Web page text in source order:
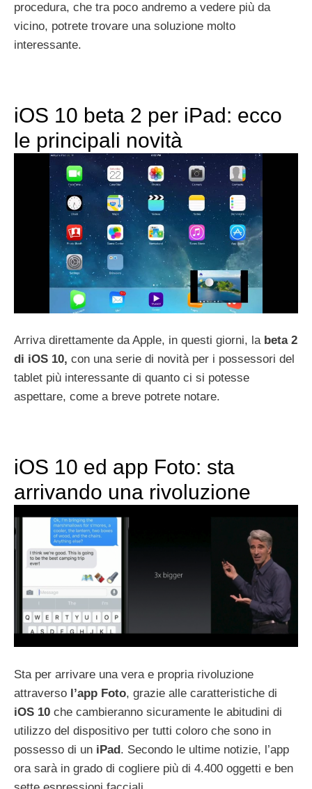
procedura, che tra poco andremo a vedere più da
vicino, potrete trovare una soluzione molto
interessante.
iOS 10 beta 2 per iPad: ecco
le principali novità
Arriva direttamente da Apple, in questi giorni, labeta 2
di iOS 10, con una serie di novità per i possessori del
tablet più interessante di quanto ci si potesse
aspettare, come a breve potrete notare.
iOS 10 ed app Foto: sta
arrivando una rivoluzione
Sta per arrivare una vera e propria rivoluzione
attraverso l’app Foto, grazie alle caratteristiche di
iOS 10 che cambieranno sicuramente le abitudini di
utilizzo del dispositivo per tutti coloro che sono in
possesso di un iPad. Secondo le ultime notizie, l’app
ora sarà in grado di cogliere più di 4.400 oggetti e ben